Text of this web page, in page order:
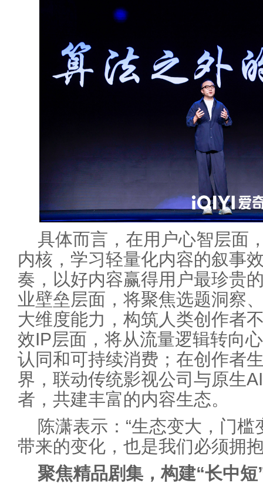
具体而言，在用户心智层面
内核，学习轻量化内容的叙事
奏，以好内容赢得用户最珍贵
业壁垒层面，将聚焦选题洞察
大维度能力，构筑人类创作者
效IP层面，将从流量逻辑转向
认同和可持续消费；在创作者
界，联动传统影视公司与原生
者，共建丰富的内容生态。
陈潇表示：“生态变大，门
带来的变化，也是我们必须拥
聚焦精品剧集，构建“长中短